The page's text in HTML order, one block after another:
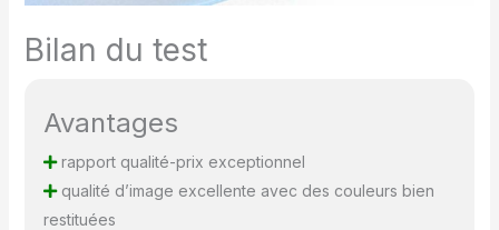
automatique verticale et
une mise au point
automatique par AI, vous
Bilan du test
Avantages
rapport qualité-prix exceptionnel
qualité d’image excellente avec des couleurs bien
restituées